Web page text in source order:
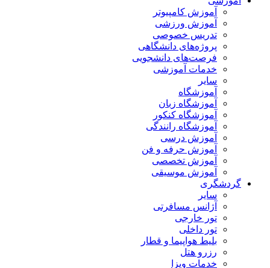
آموزش کامپیوتر
آموزش ورزشی
تدریس خصوصی
پروژه‌های دانشگاهی
فرصت‌های دانشجویی
خدمات آموزشی
سایر
آموزشگاه
آموزشگاه زبان
آموزشگاه کنکور
آموزشگاه رانندگی
آموزش درسی
آموزش حرفه و فن
آموزش تخصصی
آموزش موسیقی
گردشگری
سایر
آژانس مسافرتی
تور خارجی
تور داخلی
بلیط هواپیما و قطار
رزرو هتل
خدمات ویزا